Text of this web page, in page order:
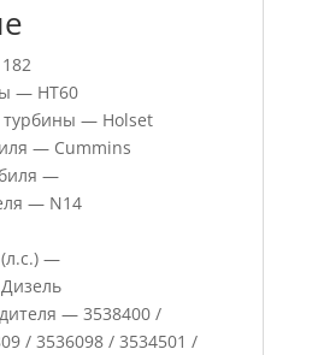
— HT60
турбины — Holset
— Cummins
—
— N14
—
— 3538400 /
/ 3536098 / 3534501 /